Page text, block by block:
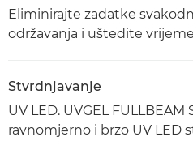
Eliminirajte zadatke
održavanja i uštedite
Stvrdnjavanje
UV LED. UVGEL FULLBEAM
ravnomjerno i brzo UV LED